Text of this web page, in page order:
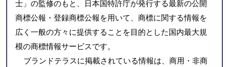
士」の監修のもと、日本国特許庁が発行する最新の公開
商標公報・登録商標公報を用いて、商標に関する情報を
広く一般の方々に提供することを目的とした国内最大規
模の商標情報サービスです。
ブランドテラスに掲載されている情報は、商用・非商